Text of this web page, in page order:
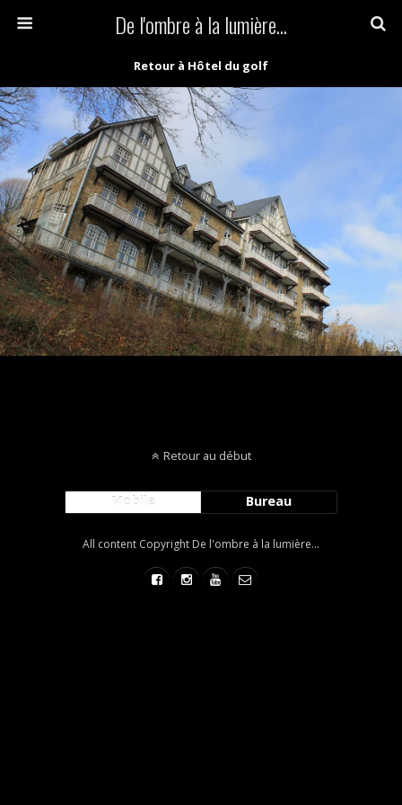
De l'ombre à la lumière...
Retour à Hôtel du golf
Retour au début
Mobile Bureau
All content Copyright De l'ombre à la lumière...